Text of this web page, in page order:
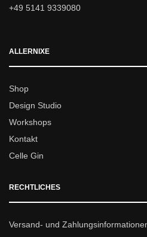
+49 5141 9339080
ALLERNIXE
Shop
Design Studio
Workshops
Kontakt
Celle Gin
RECHTLICHES
Versand- und